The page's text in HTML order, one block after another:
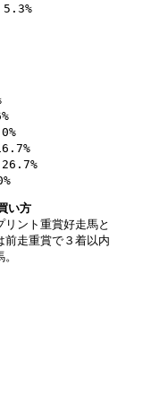
い方
ント重賞好走馬と
前走重賞で３着以内